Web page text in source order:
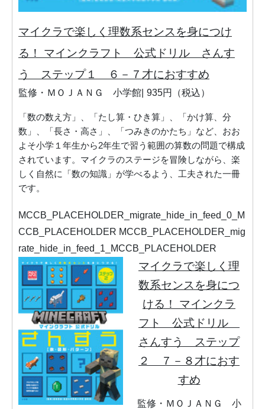
マイクラで楽しく理数系センスを身につけ
る！ マインクラフト 公式ドリル さんす
う ステップ１ ６－７才におすすめ
監修・ＭＯＪＡＮＧ 小学館 935円（税込）
「数の数え方」、「たし算・ひき算」、「かけ算、分
数」、「長さ・高さ」、「つみきのかたち」など、おお
よそ小学１年生から2年生で習う範囲の算数の問題で構成
されています。マイクラのステージを冒険しながら、楽
しく自然に「数の知識」が学べるよう、工夫された一冊
です。
MCCB_PLACEHOLDER_migrate_hide_in_feed_0_M
CCB_PLACEHOLDER MCCB_PLACEHOLDER_mig
rate_hide_in_feed_1_MCCB_PLACEHOLDER
マイクラで楽しく理
数系センスを身につ
ける！ マインクラ
フト 公式ドリル
さんすう ステップ
２ ７－８才におす
すめ
監修・ＭＯＪＡＮＧ 小